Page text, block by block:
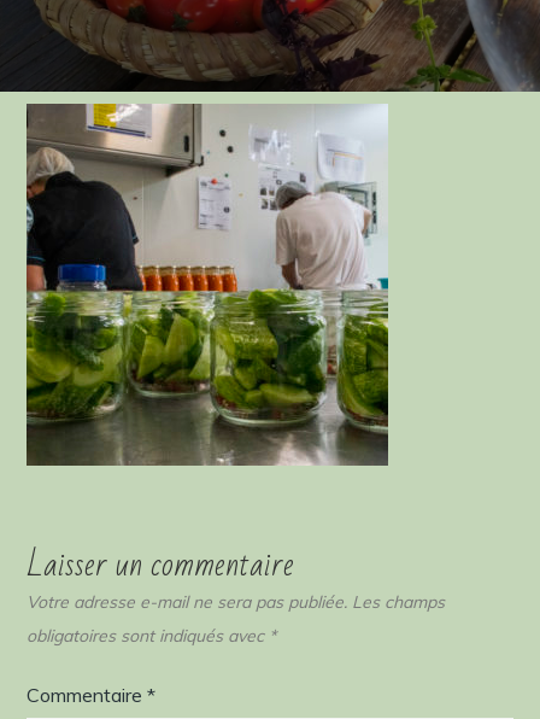
Laisser un commentaire
Votre adresse e-mail ne sera pas publiée. Les champs
obligatoires sont indiqués avec *
Commentaire*